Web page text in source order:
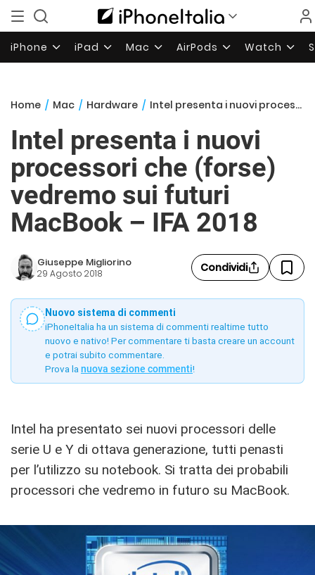
iPhone iPad Mac AirPods Watch
Home / Mac / Hardware / Intel presenta i nuovi processori che (forse) vedremo sui futuri MacBook – IFA 2018
Intel presenta i nuovi
processori che (forse)
vedremo sui futuri
MacBook – IFA 2018
Giuseppe Migliorino
29 Agosto 2018 Condividi
Nuovo sistema di commenti
iPhoneItalia ha un sistema di commenti realtime tutto
nuovo e nativo! Per commentare ti basta creare un account
e potrai subito commentare.
Prova la nuova sezione commenti!
Intel ha presentato sei nuovi processori delle
serie U e Y di ottava generazione, tutti penasti
per l’utilizzo su notebook. Si tratta dei probabili
processori che vedremo in futuro su MacBook.